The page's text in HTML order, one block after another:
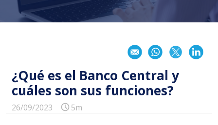
¿Qué es el Banco Central y
cuáles son sus funciones?
26/09/2023 5m